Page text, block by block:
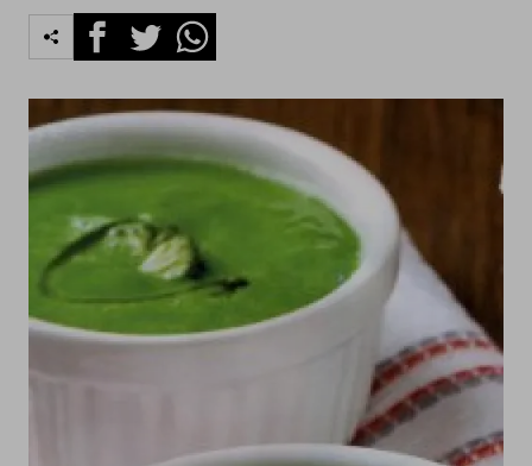
FacebookTwitterWhatsapp